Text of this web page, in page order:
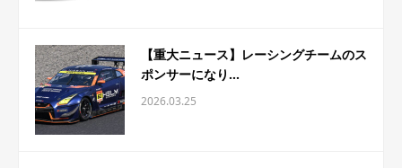
【重大ニュース】レーシングチームのス
ポンサーになり...
2026.03.25